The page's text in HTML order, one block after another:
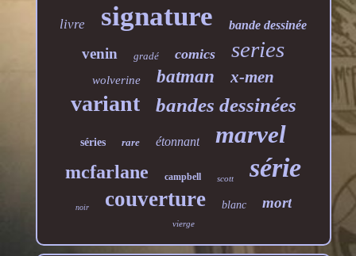
livre signature bande dessinée
venin gradé comics series
wolverine batman x-men
variant bandes dessinées
séries rare étonnant marvel
mcfarlane campbell scott série
noir couverture blanc mort
vierge